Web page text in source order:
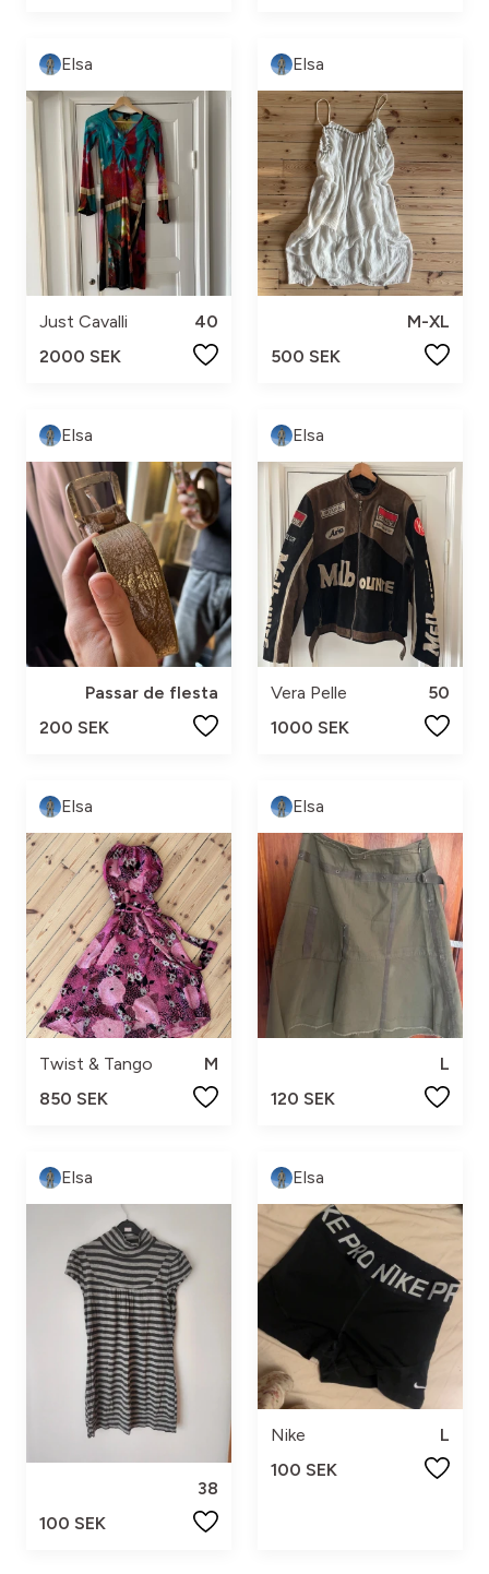
Elsa
Just Cavalli
40
2000 SEK
Elsa
M-XL
500 SEK
Elsa
Passar de flesta
200 SEK
Elsa
Vera Pelle
50
1000 SEK
Elsa
Twist & Tango
M
850 SEK
Elsa
L
120 SEK
Elsa
38
100 SEK
Elsa
Nike
L
100 SEK